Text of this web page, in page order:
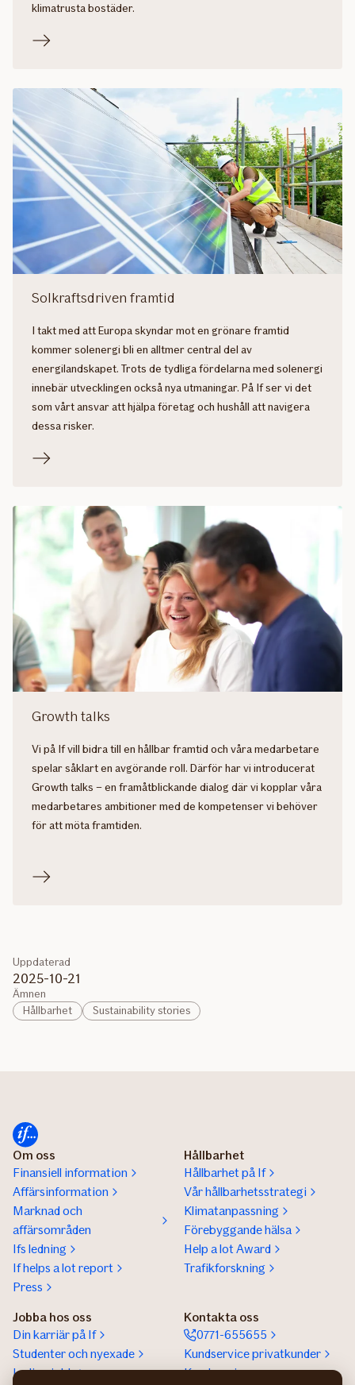
klimatrusta bostäder.
Solkraftsdriven framtid
I takt med att Europa skyndar mot en grönare framtid
kommer solenergi bli en alltmer central del av
energilandskapet. Trots de tydliga fördelarna med solenergi
innebär utvecklingen också nya utmaningar. På If ser vi det
som vårt ansvar att hjälpa företag och hushåll att navigera
dessa risker.
Growth talks
Vi på If vill bidra till en hållbar framtid och våra medarbetare
spelar såklart en avgörande roll. Därför har vi introducerat
Growth talks – en framåtblickande dialog där vi kopplar våra
medarbetares ambitioner med de kompetenser vi behöver
för att möta framtiden.
Uppdaterad
2025-10-21
Ämnen
Hållbarhet
Sustainability stories
Om oss
Finansiell information
Affärsinformation
Marknad och
affärsområden
Ifs ledning
If helps a lot report
Press
Hållbarhet
Hållbarhet på If
Vår hållbarhetsstrategi
Klimatanpassning
Förebyggande hälsa
Help a lot Award
Trafikforskning
Jobba hos oss
Din karriär på If
Studenter och nyexade
Lediga jobb
Kontakta oss
0771-655655
Kundservice privatkunder
Kundservice